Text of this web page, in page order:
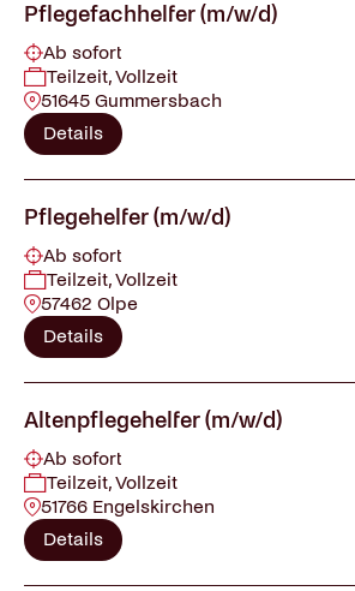
Pflegefachhelfer (m/w/d)
Ab sofort
Teilzeit, Vollzeit
51645 Gummersbach
Details
Pflegehelfer (m/w/d)
Ab sofort
Teilzeit, Vollzeit
57462 Olpe
Details
Altenpflegehelfer (m/w/d)
Ab sofort
Teilzeit, Vollzeit
51766 Engelskirchen
Details